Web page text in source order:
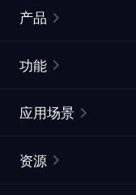
产品
静态住宅代理
功能
ISP代理
应用场景
资源